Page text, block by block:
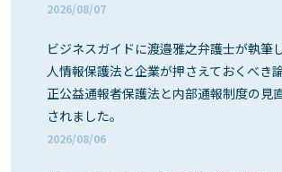
2026/08/07
ビジネスガイドに渡邉雅之弁護士が執筆
人情報保護法と企業が押さえておくべき
正公益通報者保護法と内部通報制度の見
されました。
2026/08/06